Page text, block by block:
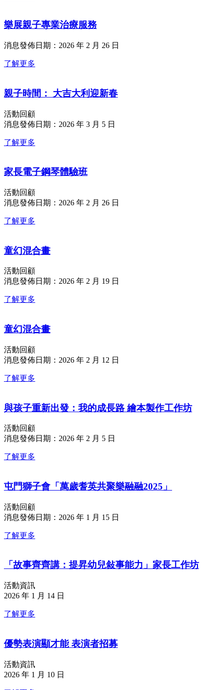
樂展親子專業治療服務
消息發佈日期：2026 年 2 月 26 日
了解更多
親子時間： 大吉大利迎新春
活動回顧
消息發佈日期：2026 年 3 月 5 日
了解更多
家長電子鋼琴體驗班
活動回顧
消息發佈日期：2026 年 2 月 26 日
了解更多
童幻混合畫
活動回顧
消息發佈日期：2026 年 2 月 19 日
了解更多
童幻混合畫
活動回顧
消息發佈日期：2026 年 2 月 12 日
了解更多
與孩子重新出發：我的成長路 繪本製作工作坊
活動回顧
消息發佈日期：2026 年 2 月 5 日
了解更多
屯門獅子會「萬歲耆英共聚樂融融2025」
活動回顧
消息發佈日期：2026 年 1 月 15 日
了解更多
「故事齊齊講：提昇幼兒敍事能力」家長工作坊
活動資訊
2026 年 1 月 14 日
了解更多
優勢表演顯才能 表演者招募
活動資訊
2026 年 1 月 10 日